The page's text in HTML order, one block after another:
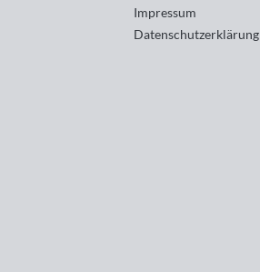
Impressum
Datenschutzerklärung